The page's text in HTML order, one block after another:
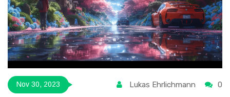
Nov 30, 2023 Lukas Ehrlichmann 0